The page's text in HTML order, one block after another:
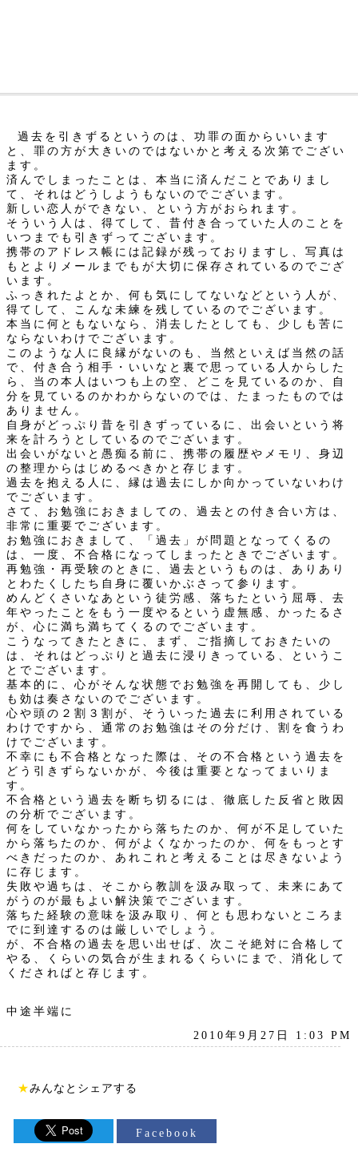
過去を引きずるというのは、功罪の面からいいます
と、罪の方が大きいのではないかと考える次第でござい
ます。
済んでしまったことは、本当に済んだことでありまし
て、それはどうしようもないのでございます。
新しい恋人ができない、という方がおられます。
そういう人は、得てして、昔付き合っていた人のことを
いつまでも引きずってございます。
携帯のアドレス帳には記録が残っておりますし、写真は
もとよりメールまでもが大切に保存されているのでござ
います。
ふっきれたよとか、何も気にしてないなどという人が、
得てして、こんな未練を残しているのでございます。
本当に何ともないなら、消去したとしても、少しも苦に
ならないわけでございます。
このような人に良縁がないのも、当然といえば当然の話
で、付き合う相手・いいなと裏で思っている人からした
ら、当の本人はいつも上の空、どこを見ているのか、自
分を見ているのかわからないのでは、たまったものでは
ありません。
自身がどっぷり昔を引きずっているに、出会いという将
来を計ろうとしているのでございます。
出会いがないと愚痴る前に、携帯の履歴やメモリ、身辺
の整理からはじめるべきかと存じます。
過去を抱える人に、縁は過去にしか向かっていないわけ
でございます。
さて、お勉強におきましての、過去との付き合い方は、
非常に重要でございます。
お勉強におきまして、「過去」が問題となってくるの
は、一度、不合格になってしまったときでございます。
再勉強・再受験のときに、過去というものは、ありあり
とわたくしたち自身に覆いかぶさって参ります。
めんどくさいなあという徒労感、落ちたという屈辱、去
年やったことをもう一度やるという虚無感、かったるさ
が、心に満ち満ちてくるのでございます。
こうなってきたときに、まず、ご指摘しておきたいの
は、それはどっぷりと過去に浸りきっている、というこ
とでございます。
基本的に、心がそんな状態でお勉強を再開しても、少し
も効は奏さないのでございます。
心や頭の２割３割が、そういった過去に利用されている
わけですから、通常のお勉強はその分だけ、割を食うわ
けでございます。
不幸にも不合格となった際は、その不合格という過去を
どう引きずらないかが、今後は重要となってまいりま
す。
不合格という過去を断ち切るには、徹底した反省と敗因
の分析でございます。
何をしていなかったから落ちたのか、何が不足していた
から落ちたのか、何がよくなかったのか、何をもっとす
べきだったのか、あれこれと考えることは尽きないよう
に存じます。
失敗や過ちは、そこから教訓を汲み取って、未来にあて
がうのが最もよい解決策でございます。
落ちた経験の意味を汲み取り、何とも思わないところま
でに到達するのは厳しいでしょう。
が、不合格の過去を思い出せば、次こそ絶対に合格して
やる、くらいの気合が生まれるくらいにまで、消化して
くださればと存じます。
中途半端に
2010年9月27日 1:03 PM
★みんなとシェアする
Facebook